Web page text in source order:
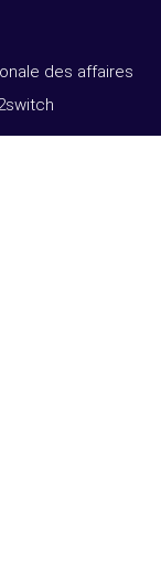
des affaires